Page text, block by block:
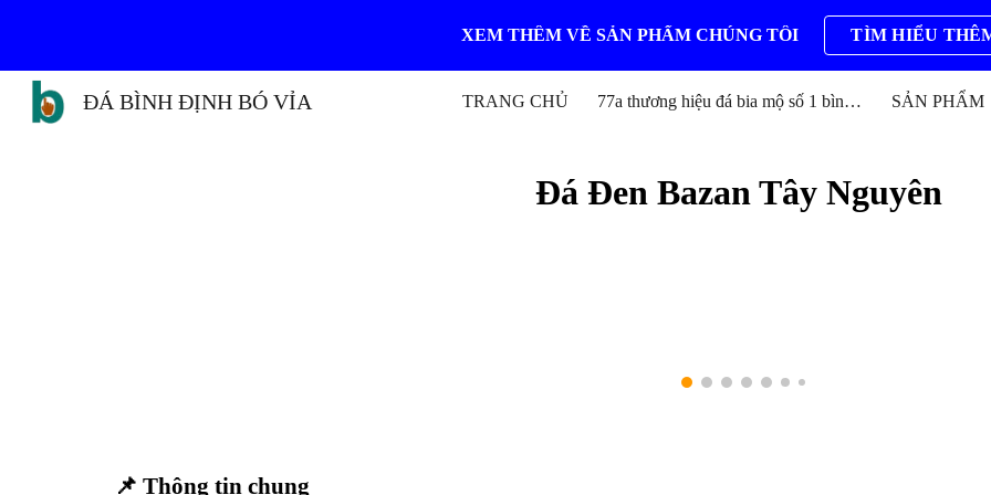
Skip to main content Skip to
XEM THÊM VỀ SẢN PHẨM CHÚNG TÔI TÌM HIỂU
ĐÁ BÌNH ĐỊNH BÓ VỈA TRANG CHỦ 77a thương hiệu đá bia mộ số 1 bình định SẢN PHẨM
Đá Đen Bazan Tây Nguyên
📌 Thông tin chung